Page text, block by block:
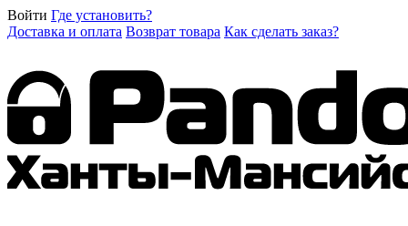
Войти Где установить?
Доставка и оплата Возврат товара Как сделать заказ?